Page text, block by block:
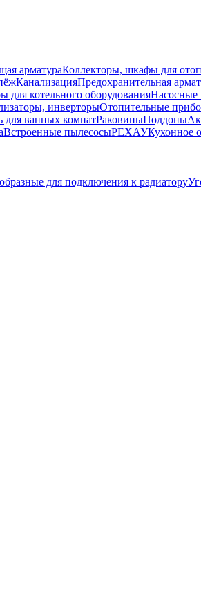
арматураКоллекторы, шкафы для
КанализацияПредохранительная
для котельного оборудованияНасосные
инверторыОтопительные
для ванных комнатРаковиныПоддоны
Встроенные пылесосыРЕХАУКухонное
для подключения к радиатору